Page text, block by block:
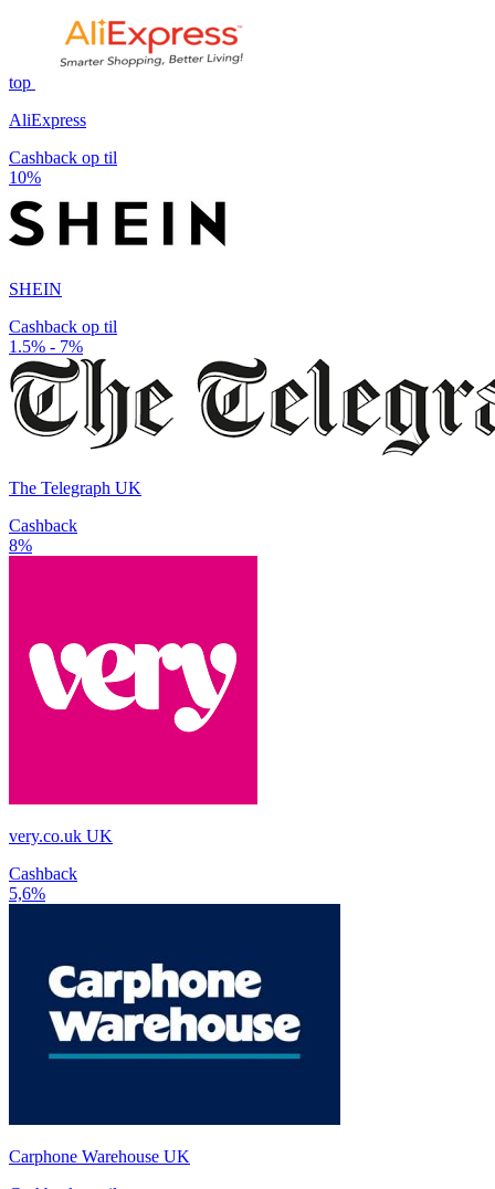
top
AliExpress
Cashback op til
10%
SHEIN
Cashback op til
1.5% - 7%
The Telegraph UK
Cashback
8%
very.co.uk UK
Cashback
5,6%
Carphone Warehouse UK